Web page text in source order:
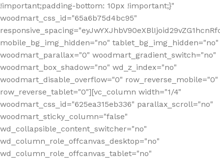
!important;padding-bottom: 10px !important;}"
woodmart_css_id="65a6b75d4bc95"
mobile_bg_img_hidden="no" tablet_bg_img_hidden="no"
woodmart_parallax="0" woodmart_gradient_switch="no"
woodmart_box_shadow="no" wd_z_index="no"
woodmart_disable_overflow="0" row_reverse_mobile="0"
row_reverse_tablet="0"][vc_column width="1/4"
woodmart_css_id="625ea315eb336" parallax_scroll="no"
woodmart_sticky_column="false"
wd_collapsible_content_switcher="no"
wd_column_role_offcanvas_desktop="no"
wd_column_role_offcanvas_tablet="no"